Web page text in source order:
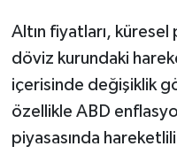
Altın fiyatları,
döviz kurundaki
içerisinde değişiklik
özellikle ABD
piyasasında